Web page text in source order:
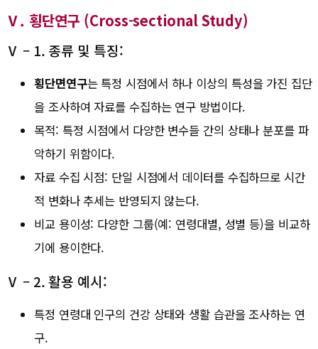
Ⅴ. 횡단연구 (Cross-sectional Study)
Ⅴ – 1. 종류 및 특징:
횡단면연구는 특정 시점에서 하나 이상의 특성을 가진 집단
을 조사하여 자료를 수집하는 연구 방법이다.
목적: 특정 시점에서 다양한 변수들 간의 상태나 분포를 파
악하기 위함이다.
자료 수집 시점: 단일 시점에서 데이터를 수집하므로 시간
적 변화나 추세는 반영되지 않는다.
비교 용이성: 다양한 그룹(예: 연령대별, 성별 등)을 비교하
기에 용이한다.
Ⅴ – 2. 활용 예시:
특정 연령대 인구의 건강 상태와 생활 습관을 조사하는 연
구.